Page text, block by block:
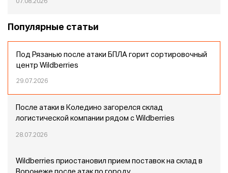
07.08.2026
Популярные статьи
Под Рязанью после атаки БПЛА горит сортировочный
центр Wildberries
29.07.2026
После атаки в Коледино загорелся склад
логистической компании рядом с Wildberries
28.07.2026
Wildberries приостановил прием поставок на склад в